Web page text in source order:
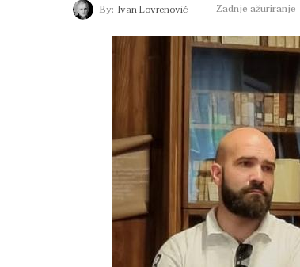
By: Ivan Lovrenović Zadnje ažuriranje